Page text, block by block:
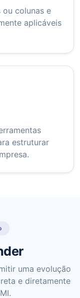
ou colunas e
aplicáveis
estruturar
uma evolução
e diretamente